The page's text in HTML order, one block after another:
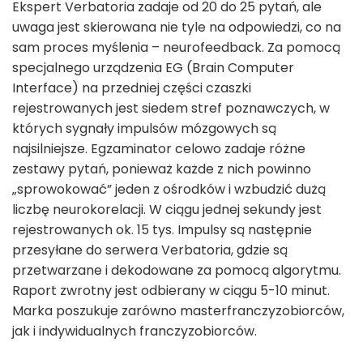
Ekspert Verbatoria zadaje od 20 do 25 pytań, ale
uwaga jest skierowana nie tyle na odpowiedzi, co na
sam proces myślenia – neurofeedback. Za pomocą
specjalnego urządzenia EG (Brain Computer
Interface) na przedniej części czaszki
rejestrowanych jest siedem stref poznawczych, w
których sygnały impulsów mózgowych są
najsilniejsze. Egzaminator celowo zadaje różne
zestawy pytań, ponieważ każde z nich powinno
„sprowokować” jeden z ośrodków i wzbudzić dużą
liczbę neurokorelacji. W ciągu jednej sekundy jest
rejestrowanych ok. 15 tys. Impulsy są następnie
przesyłane do serwera Verbatoria, gdzie są
przetwarzane i dekodowane za pomocą algorytmu.
Raport zwrotny jest odbierany w ciągu 5-10 minut.
Marka poszukuje zarówno masterfranczyzobiorców,
jak i indywidualnych franczyzobiorców.